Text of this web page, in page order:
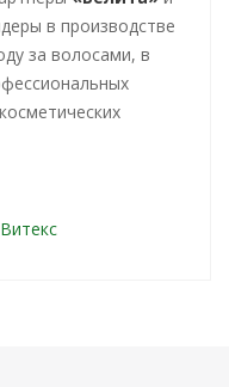
в производстве
за волосами, в